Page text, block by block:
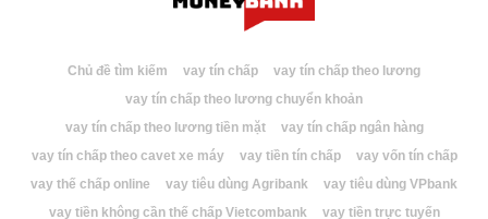
Chủ đề tìm kiếm vay tín chấp
vay tín chấp theo lương
vay tín chấp theo lương chuyển khoản
vay tín chấp theo lương tiền mặt
vay tín chấp ngân hàng
vay tín chấp theo cavet xe máy
vay tiền tín chấp
vay vốn tín chấp
vay thế chấp online
vay tiêu dùng Agribank
vay tiêu dùng VPbank
vay tiền không cần thế chấp Vietcombank
vay tiền trực tuyến